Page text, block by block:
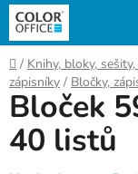
Přejít
obsah
Domů
/ Knihy, bloky,
zápisníky / Bločky,
Bloček
40 listů